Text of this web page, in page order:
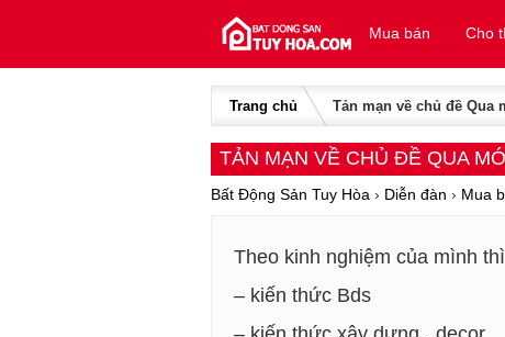
Mua bán
Cho
Trang chủ Tản mạn về chủ đề Qua
TẢN MẠN VỀ CHỦ ĐỀ QUA
Bất Động Sản Tuy Hòa › Diễn đàn › Mua
Theo kinh nghiệm của mình
– kiến thức Bds